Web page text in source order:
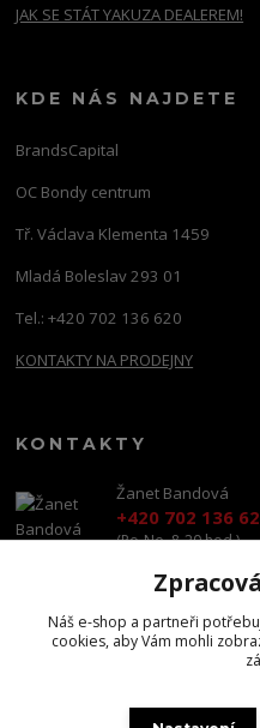
JAK SE STÁT YAKUZA DEALEREM!
KDE NÁS NAJDETE
BrandsCapital
OC Bondy centrum
Tř. Václava Klementa 1459
Mladá Boleslav 293 01
Tel.: +420 702 136 620
KONTAKTY NA PRODEJNY
KONTAKTY
Žanet Bandová
+420 702 136
(Po-Ne, 8-20 hod.)
Náš e-shop a partneři
cookies, aby Vám mohli